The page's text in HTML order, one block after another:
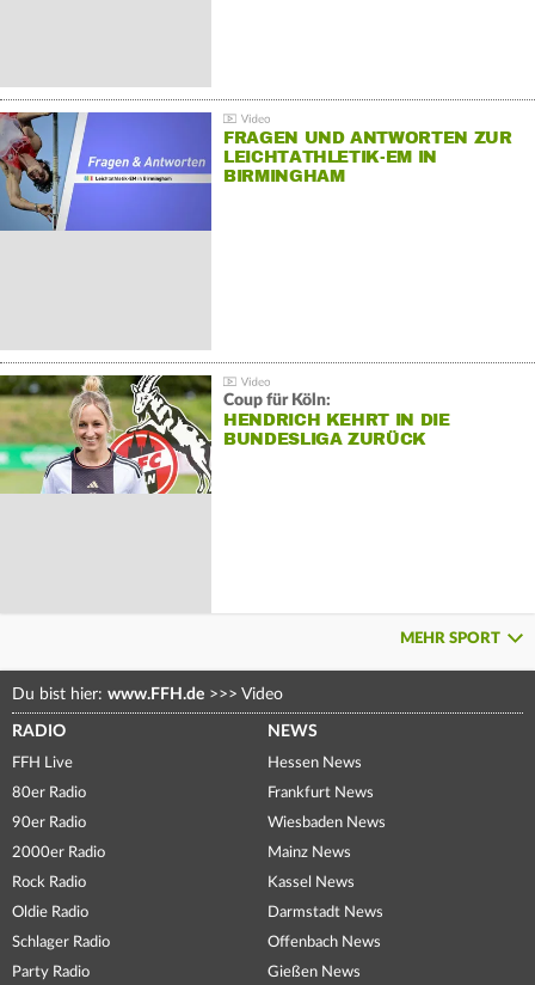
FRAGEN UND ANTWORTEN ZUR
LEICHTATHLETIK-EM IN
BIRMINGHAM
Coup für Köln:
HENDRICH KEHRT IN DIE
BUNDESLIGA ZURÜCK
MEHR SPORT
Du bist hier: www.FFH.de >>> Video
RADIO
FFH Live
80er Radio
90er Radio
2000er Radio
Rock Radio
Oldie Radio
Schlager Radio
Party Radio
NEWS
Hessen News
Frankfurt News
Wiesbaden News
Mainz News
Kassel News
Darmstadt News
Offenbach News
Gießen News